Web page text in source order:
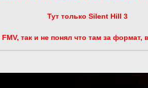
Тут только Silent Hill 3
так и не понял что там за формат,